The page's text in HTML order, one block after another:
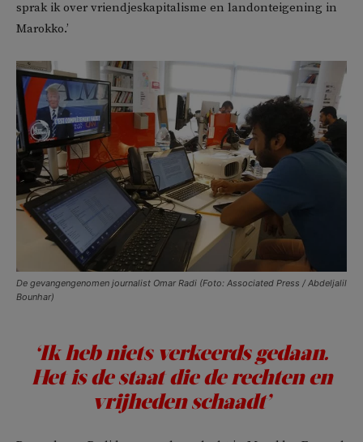
sprak ik over vriendjeskapitalisme en landonteigening in
Marokko.’
De gevangengenomen journalist Omar Radi (Foto: Associated Press / Abdeljalil
Bounhar)
‘Ik heb niets verkeerds gedaan.
Het is de staat die de rechten en
vrijheden schaadt’